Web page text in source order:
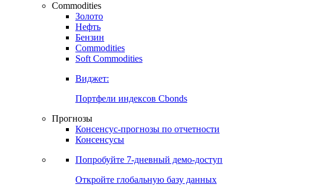
Commodities
Золото
Нефть
Бензин
Commodities
Soft Commodities
Виджет:
Портфели индексов Cbonds
Прогнозы
Консенсус-прогнозы по отчетности
Консенсусы
Попробуйте 7-дневный демо-доступ
Откройте глобальную базу данных